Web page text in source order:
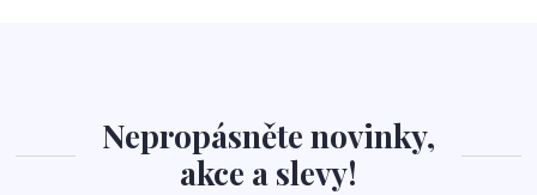
Nepropásněte novinky,
akce a slevy!